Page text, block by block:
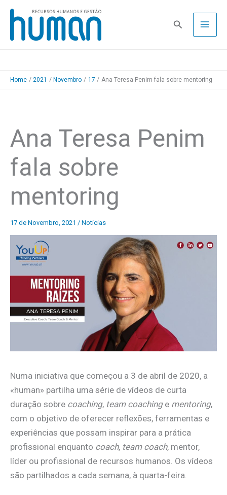
Skip
content
Pesquisa
Home 2021 Novembro 17 Ana Teresa Penim fala sobre mentoring
Ana Teresa Penim
fala sobre
mentoring
17 de Novembro, 2021 / Notícias
Numa iniciativa que começou a 3 de abril de 2020, a
«human» partilha uma série de vídeos de curta
duração sobre coaching, team coachinge mentoring,
com o objetivo de oferecer reflexões, ferramentas e
experiências que possam inspirar para a prática
profissional enquanto coach, team coach, mentor,
líder ou profissional de recursos humanos. Os vídeos
são partilhados a cada semana, à quarta-feira.